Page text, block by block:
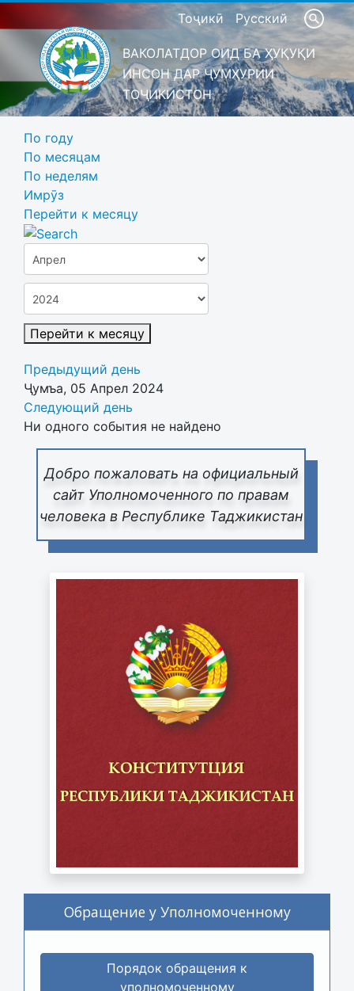
Тоҷикӣ Русский
ВАКОЛАТДОР ОИД БА ҲУҚУҚИ
ИНСОН ДАР ҶУМҲУРИИ
ТОҶИКИСТОН
Добро пожаловать на официальный
сайт Уполномоченного по правам
человека в Республике Таджикистан
Обращение у Уполномоченному
Порядок обращения к
уполномоченному
По году
По месяцам
По неделям
Имрӯз
Перейти к месяцу
Перейти к месяцу
Предыдущий день
Ҷумъа, 05 Апрел 2024
Следующий день
Ни одного события не найдено